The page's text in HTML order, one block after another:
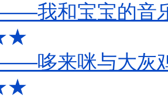
我和宝宝的音
哆来咪与大灰